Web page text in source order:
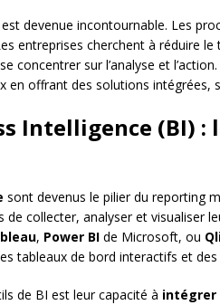
devenue incontournable. Les
entreprises cherchent à réduire
sur l’analyse et l’action.
en offrant des solutions intégrées,
Intelligence (BI)
sont devenus le pilier du reporting
collecter, analyser et visualiser
, Power BI de Microsoft, ou
tableaux de bord interactifs et
de BI est leur capacité à intégrer